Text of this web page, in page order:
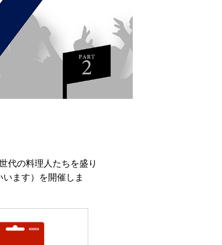
代の料理人たちを盛り
ます）を開催しま